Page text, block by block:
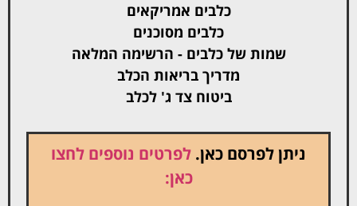
כלבים אמריקאים
כלבים מסוכנים
שמות של כלבים - הרשימה המלאה
מדריך בריאות הכלב
ביטוח צד ג' לכלב
ניתן לפרסם כאן. לפרטים נוספים לחצו
כאן: